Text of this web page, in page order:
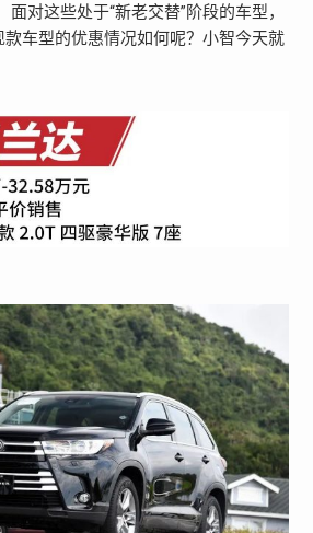
面对这些处于“新老交替”阶段的车型，
款车型的优惠情况如何呢？小智今天就